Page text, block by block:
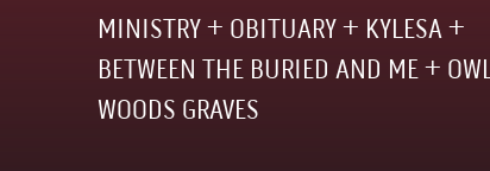
MINISTRY + OBITUARY + KYLESA +
BETWEEN THE BURIED AND ME +
WOODS GRAVES